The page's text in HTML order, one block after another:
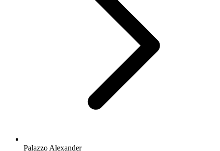
Palazzo Alexander